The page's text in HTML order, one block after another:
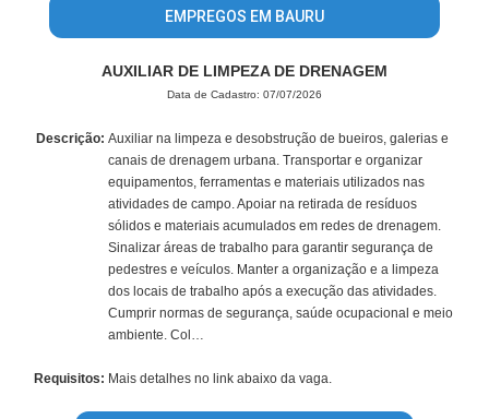
EMPREGOS EM BAURU
AUXILIAR DE LIMPEZA DE DRENAGEM
Data de Cadastro: 07/07/2026
Descrição: Auxiliar na limpeza e desobstrução de bueiros, galerias e
canais de drenagem urbana. Transportar e organizar
equipamentos, ferramentas e materiais utilizados nas
atividades de campo. Apoiar na retirada de resíduos
sólidos e materiais acumulados em redes de drenagem.
Sinalizar áreas de trabalho para garantir segurança de
pedestres e veículos. Manter a organização e a limpeza
dos locais de trabalho após a execução das atividades.
Cumprir normas de segurança, saúde ocupacional e meio
ambiente. Col…
Requisitos: Mais detalhes no link abaixo da vaga.